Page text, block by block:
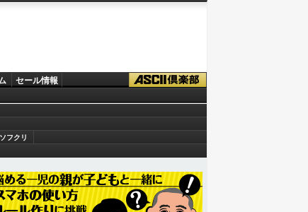
セール情報
ソフクリ